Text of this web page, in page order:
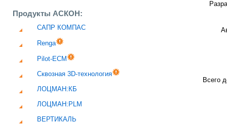
Продукты АСКОН:
САПР КОМПАС
Renga
Pilot-ECM
Сквозная 3D-технология
ЛОЦМАН:КБ
ЛОЦМАН:PLM
ВЕРТИКАЛЬ
Всего